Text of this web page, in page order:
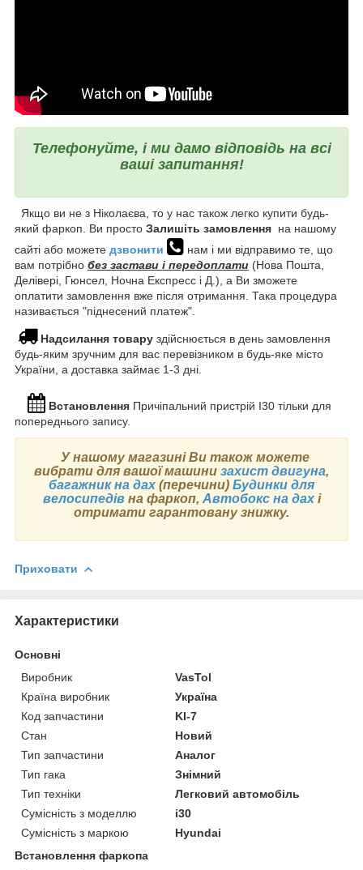
Телефонуйте, і ми дамо відповідь на всі
ваші запитання!
Якщо ви не з Ніколаєва, то у нас також легко купити будь-
який фаркоп. Ви просто Залишіть замовлення на нашому
сайті або можете дзвонити
нам і ми відправимо те, що
вам потрібно без застави і передоплати (Нова Пошта,
Делівері, Гюнсел, Ночна Експресс і Д.), а Ви зможете
оплатити замовлення вже після отримання. Така процедура
називається "піднесений платеж".
Надсилання товару здійснюється в день замовлення
будь-яким зручним для вас перевізником в будь-яке місто
України, а доставка займає 1-3 дні.
Встановлення Причіпальний пристрій I30 тільки для
попереднього запису.
У нашому магазині Ви також можете
вибрати для вашої машини захист двигуна,
багажник на дах (перечини) Будинки для
велосипедівна фаркоп, Автобокс на дахі
отримати гарантовану знижку.
Приховати
Характеристики
Основні
Виробник
VasTol
Країна виробник
Україна
Код запчастини
KI-7
Стан
Новий
Тип запчастини
Аналог
Тип гака
Знімний
Тип техніки
Легковий автомобіль
Сумісність з моделлю
i30
Сумісність з маркою
Hyundai
Встановлення фаркопа